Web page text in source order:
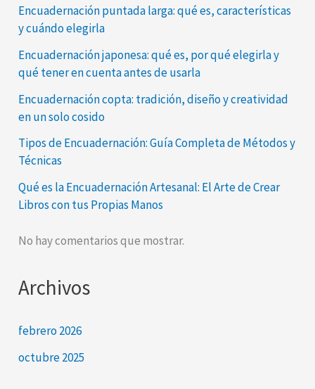
Encuadernación puntada larga: qué es, características
y cuándo elegirla
Encuadernación japonesa: qué es, por qué elegirla y
qué tener en cuenta antes de usarla
Encuadernación copta: tradición, diseño y creatividad
en un solo cosido
Tipos de Encuadernación: Guía Completa de Métodos y
Técnicas
Qué es la Encuadernación Artesanal: El Arte de Crear
Libros con tus Propias Manos
No hay comentarios que mostrar.
Archivos
febrero 2026
octubre 2025